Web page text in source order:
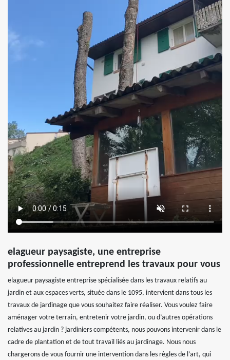
elagueur paysagiste, une entreprise
professionnelle entreprend les travaux pour vous
elagueur paysagiste entreprise spécialisée dans les travaux relatifs au
jardin et aux espaces verts, située dans le 1095, intervient dans tous les
travaux de jardinage que vous souhaitez faire réaliser. Vous voulez faire
aménager votre terrain, entretenir votre jardin, ou d’autres opérations
relatives au jardin ? jardiniers compétents, nous pouvons intervenir dans le
cadre de plantation et de tout travail liés au jardinage. Nous nous
chargerons de vous fournir une intervention dans les règles de l’art, qui